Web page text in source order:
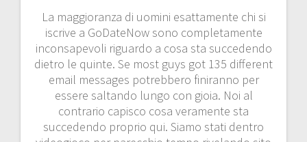
La maggioranza di uomini esattamente chi si
iscrive a GoDateNow sono completamente
inconsapevoli riguardo a cosa sta succedendo
dietro le quinte. Se most guys got 135 different
email messages potrebbero finiranno per
essere saltando lungo con gioia. Noi al
contrario capisco cosa veramente sta
succedendo proprio qui. Siamo stati dentro